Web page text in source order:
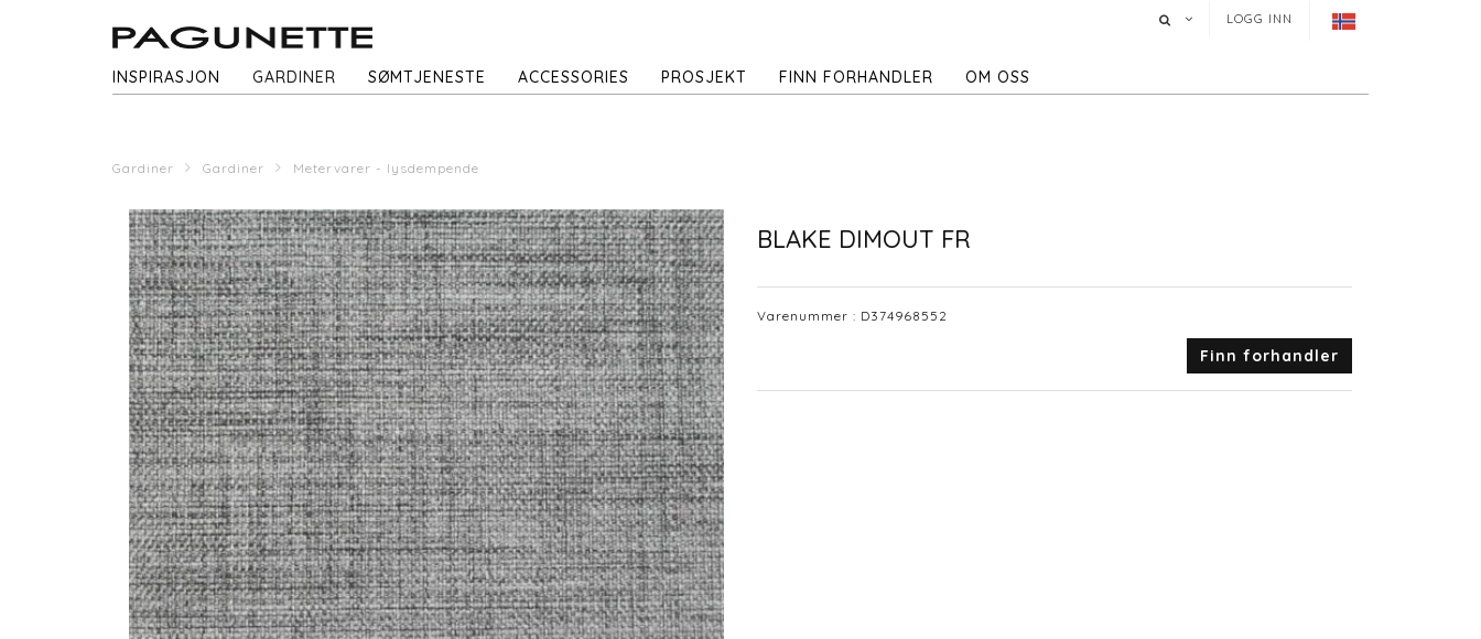
LOGG INN
INSPIRASJON GARDINER SØMTJENESTE ACCESSORIES PROSJEKT FINN FORHANDLER OM OSS
Gardiner Gardiner Metervarer - lysdempende
BLAKE DIMOUT FR
Varenummer : D374968552
Finn forhandler